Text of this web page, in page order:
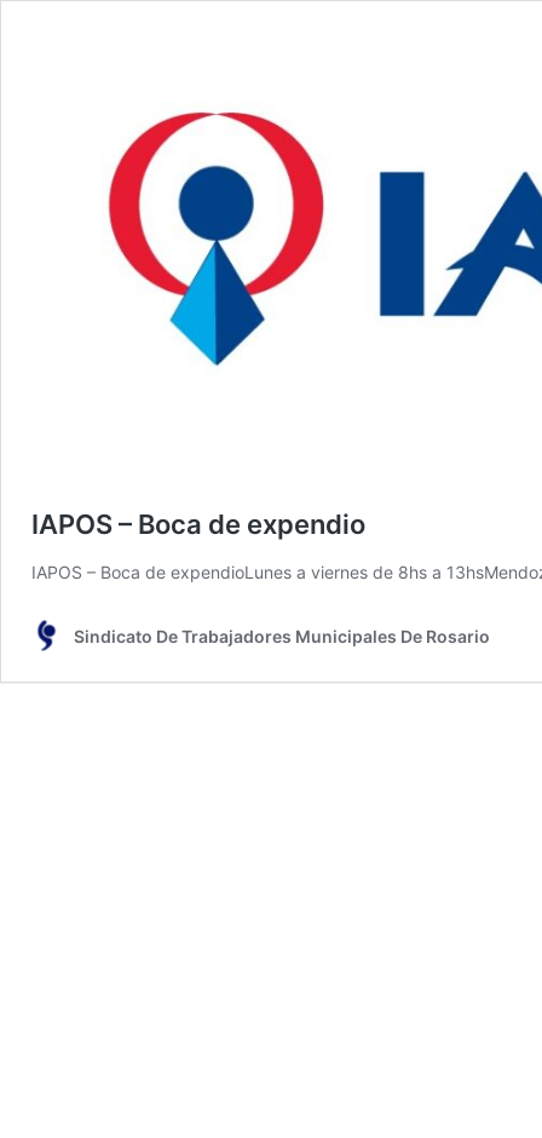
IAPOS – Boca de expendio
IAPOS – Boca de expendioLunes a viernes de 8hs a
Sindicato De Trabajadores Municipales De Rosario